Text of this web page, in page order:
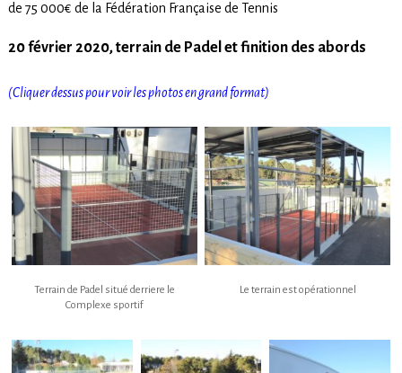
de 75 000€ de la Fédération Française de Tennis
20 février 2020, terrain de Padel et finition des abords
(Cliquer dessus pour voir les photos en grand format)
Terrain de Padel situé derriere le
Complexe sportif
Le terrain est opérationnel